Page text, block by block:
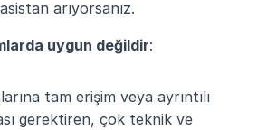
arıyorsanız.
uygun değildir:
tam erişim veya ayrıntılı
gerektiren, çok teknik ve